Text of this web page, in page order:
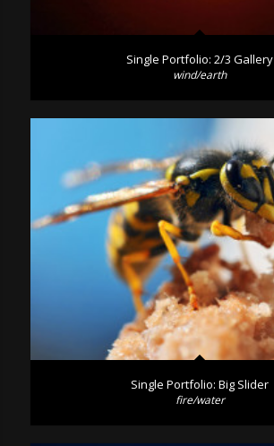
Single Portfolio: 2/3 Gallery
wind/earth
Single Portfolio: Big Slider
fire/water